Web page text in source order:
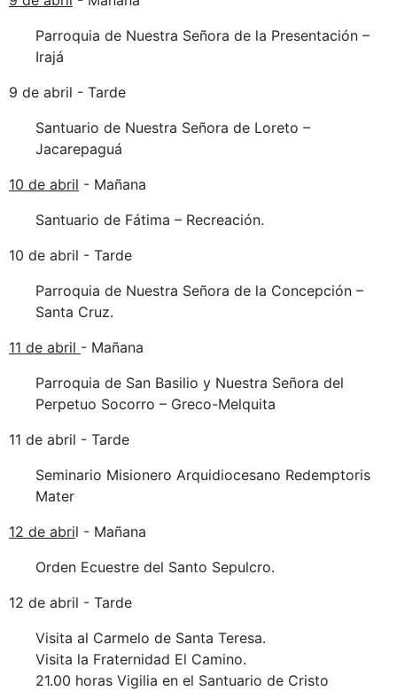
Parroquia de Nuestra Señora de la Presentación –
Irajá
9 de abril - Tarde
Santuario de Nuestra Señora de Loreto –
Jacarepaguá
10 de abril - Mañana
Santuario de Fátima – Recreación.
10 de abril - Tarde
Parroquia de Nuestra Señora de la Concepción –
Santa Cruz.
11 de abril - Mañana
Parroquia de San Basilio y Nuestra Señora del
Perpetuo Socorro – Greco-Melquita
11 de abril - Tarde
Seminario Misionero Arquidiocesano Redemptoris
Mater
12 de abril - Mañana
Orden Ecuestre del Santo Sepulcro.
12 de abril - Tarde
Visita al Carmelo de Santa Teresa.
Visita la Fraternidad El Camino.
21.00 horas Vigilia en el Santuario de Cristo